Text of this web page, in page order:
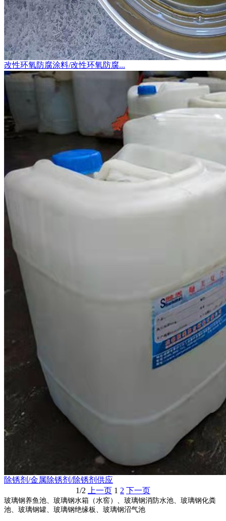
改性环氧防腐涂料/改性环氧防腐...
除锈剂/金属除锈剂/除锈剂供应
1/2
上一页 1 2 下一页
玻璃钢养鱼池、玻璃钢水箱（水窖）、玻璃钢消防水池、玻璃钢化粪
池、玻璃钢罐、玻璃钢绝缘板、玻璃钢沼气池